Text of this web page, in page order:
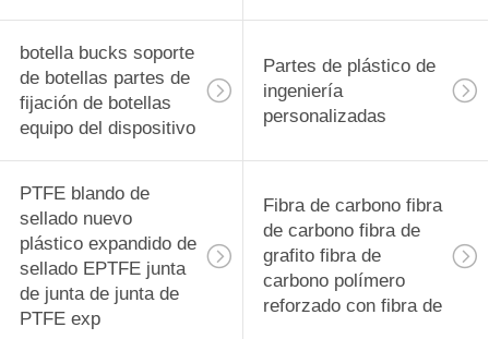
botella bucks soporte
de botellas partes de
fijación de botellas
equipo del dispositivo
Partes de plástico de
ingeniería
personalizadas
PTFE blando de
sellado nuevo
plástico expandido de
sellado EPTFE junta
de junta de junta de
PTFE exp
Fibra de carbono fibra
de carbono fibra de
grafito fibra de
carbono polímero
reforzado con fibra de